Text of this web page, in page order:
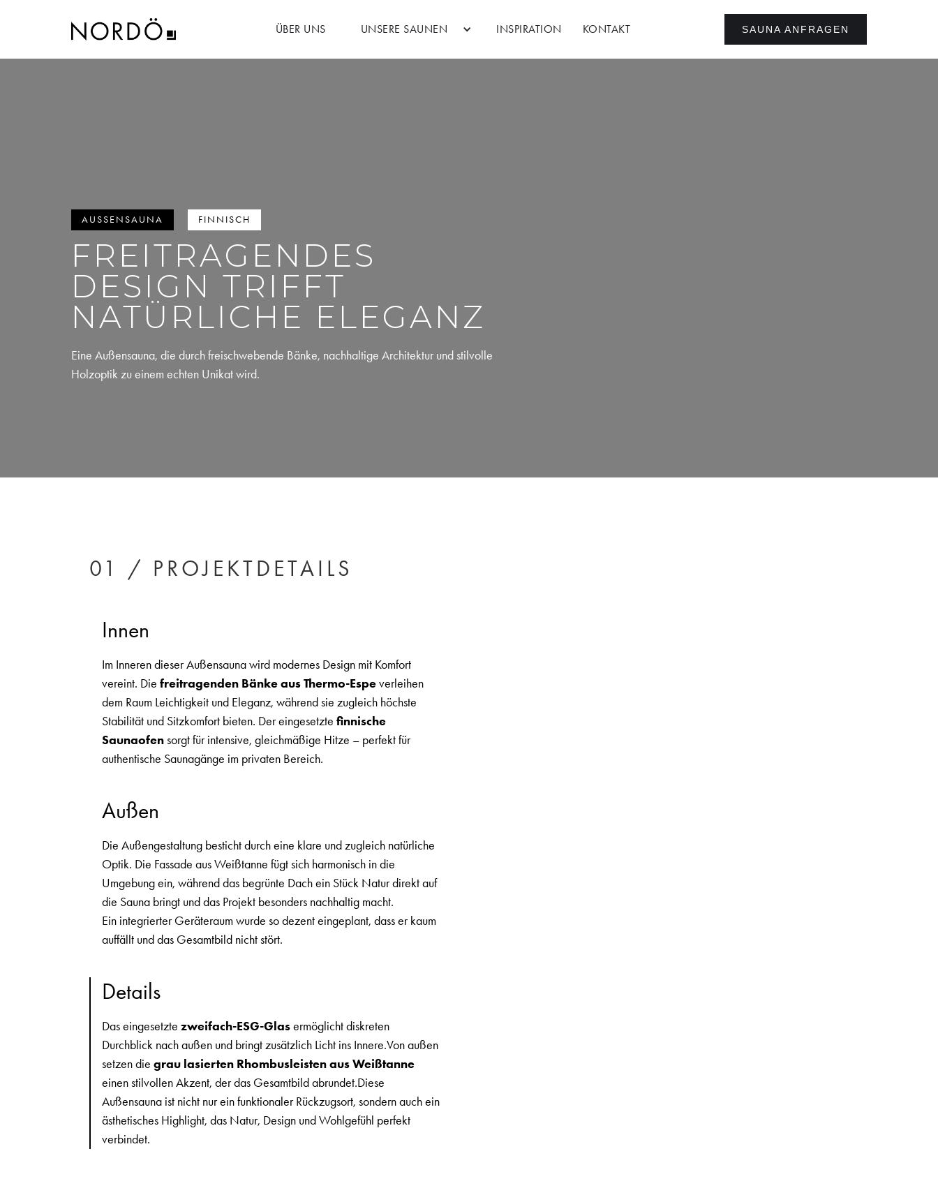
ÜBER UNS UNSERE SAUNEN INSPIRATION KONTAKT SAUNA ANFRAGEN
AUSSENSAUNA FINNISCH
FREITRAGENDES
DESIGN TRIFFT
NATÜRLICHE ELEGANZ
Eine Außensauna, die durch freischwebende Bänke, nachhaltige Architektur und stilvolle
Holzoptik zu einem echten Unikat wird.
01 / PROJEKTDETAILS
Innen
Im Inneren dieser Außensauna wird modernes Design mit Komfort
vereint. Die freitragenden Bänke aus Thermo-Espeverleihen
dem Raum Leichtigkeit und Eleganz, während sie zugleich höchste
Stabilität und Sitzkomfort bieten. Der eingesetzte finnische
Saunaofensorgt für intensive, gleichmäßige Hitze – perfekt für
authentische Saunagänge im privaten Bereich.
Außen
Die Außengestaltung besticht durch eine klare und zugleich natürliche
Optik. Die Fassade aus Weißtanne fügt sich harmonisch in die
Umgebung ein, während das begrünte Dach ein Stück Natur direkt auf
die Sauna bringt und das Projekt besonders nachhaltig macht.
Ein integrierter Geräteraum wurde so dezent eingeplant, dass er kaum
auffällt und das Gesamtbild nicht stört.
Details
Das eingesetzte zweifach-ESG-Glasermöglicht diskreten
Durchblick nach außen und bringt zusätzlich Licht ins Innere.Von außen
setzen die grau lasierten Rhombusleisten aus Weißtanne
einen stilvollen Akzent, der das Gesamtbild abrundet.Diese
Außensauna ist nicht nur ein funktionaler Rückzugsort, sondern auch ein
ästhetisches Highlight, das Natur, Design und Wohlgefühl perfekt
verbindet.